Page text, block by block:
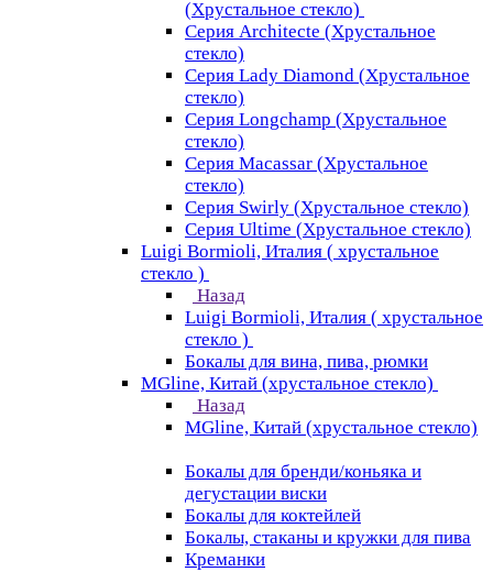
(Хрустальное стекло)
Серия Architecte (Хрустальное
стекло)
Серия Lady Diamond (Хрустальное
стекло)
Серия Longchamp (Хрустальное
стекло)
Серия Macassar (Хрустальное
стекло)
Серия Swirly (Хрустальное стекло)
Серия Ultime (Хрустальное стекло)
Luigi Bormioli, Италия ( хрустальное
стекло )
Назад
Luigi Bormioli, Италия ( хрустальное
стекло )
Бокалы для вина, пива, рюмки
MGline, Китай (хрустальное стекло)
Назад
MGline, Китай (хрустальное стекло)
Бокалы для бренди/коньяка и
дегустации виски
Бокалы для коктейлей
Бокалы, стаканы и кружки для пива
Креманки